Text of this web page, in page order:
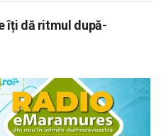
îți dă ritmul după-